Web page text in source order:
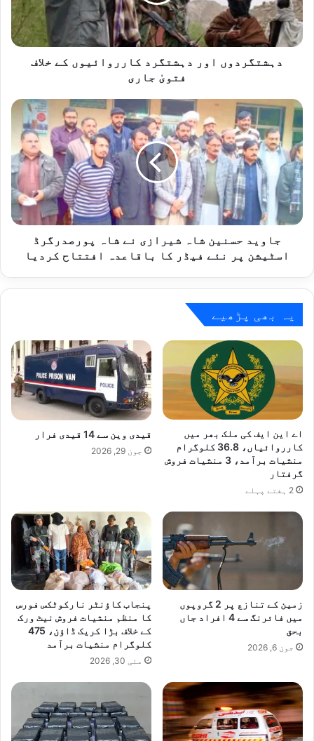
فتویٰ
جاری
دہشتگردوں اور دہشتگرد کارروائیوں کے خلاف
فتویٰ جاری
جاوید
حسنین
شاہ
شیرازی
نے
شاہ
پورصدرگرڈ
اسٹیشن
پر
فیڈر
جاوید حسنین شاہ شیرازی نے شاہ پورصدرگرڈ
اسٹیشن پر نئے فیڈر کا باقاعدہ افتتاح کردیا
یہ بھی پڑھیے
اے این ایف کی ملک بھر میں
کارروائیاں، 36.8 کلوگرام
منشیات برآمد، 3 منشیات فروش
گرفتار
2 ہفتے پہلے
قیدی وین سے 14 قیدی فرار
جون 29, 2026
زمین کے تنازع پر 2 گروپوں
میں فائرنگ سے 4 افراد جاں
بحق
جون 6, 2026
پنجاب کاؤنٹر نارکوٹکس فورس
کا منظم منشیات فروش نیٹ ورک
کے خلاف بڑا کریک ڈاؤن، 475
کلوگرام منشیات برآمد
مئی 30, 2026